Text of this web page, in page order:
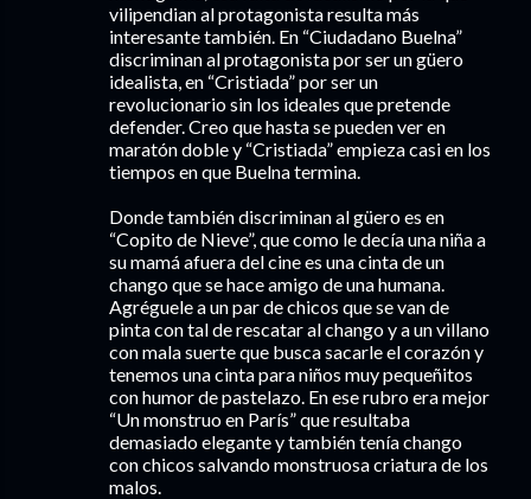
vilipendian al protagonista resulta más
interesante también. En “Ciudadano Buelna”
discriminan al protagonista por ser un güero
idealista, en “Cristiada” por ser un
revolucionario sin los ideales que pretende
defender. Creo que hasta se pueden ver en
maratón doble y “Cristiada” empieza casi en los
tiempos en que Buelna termina.
Donde también discriminan al güero es en
“Copito de Nieve”, que como le decía una niña a
su mamá afuera del cine es una cinta de un
chango que se hace amigo de una humana.
Agréguele a un par de chicos que se van de
pinta con tal de rescatar al chango y a un villano
con mala suerte que busca sacarle el corazón y
tenemos una cinta para niños muy pequeñitos
con humor de pastelazo. En ese rubro era mejor
“Un monstruo en París” que resultaba
demasiado elegante y también tenía chango
con chicos salvando monstruosa criatura de los
malos.